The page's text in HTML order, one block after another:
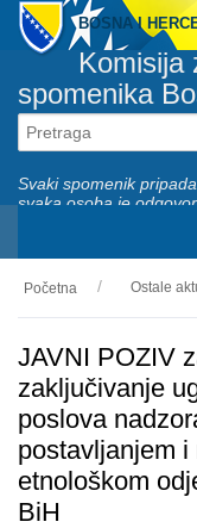
BOSNA I
Komisija
spomenika
Svaki spomenik
svaka osoba je
O nama
Aktivnosti
Nacionalni spomenici
Servisi
Početna Ostale
JAVNI POZIV
zaključivanje
poslova
postavljanjem
etnološkom
BiH